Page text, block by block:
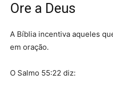
Ore a Deus
A Bíblia incentiva aqueles
em oração.
O Salmo 55:22 diz: